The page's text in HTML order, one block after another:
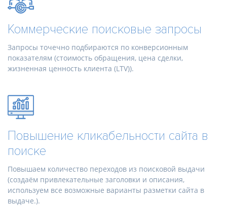
Коммерческие поисковые запросы
Запросы точечно подбираются по конверсионным
показателям (стоимость обращения, цена сделки,
жизненная ценность клиента (LTV)).
Повышение кликабельности сайта в
поиске
Повышаем количество переходов из поисковой выдачи
(создаём привлекательные заголовки и описания,
используем все возможные варианты разметки сайта в
выдаче.).